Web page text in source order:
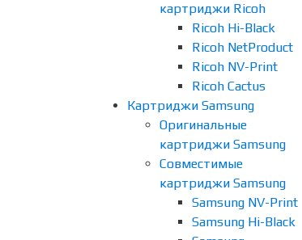
картриджи Ricoh
Ricoh Hi-Black
Ricoh NetProduct
Ricoh NV-Print
Ricoh Cactus
Картриджи Samsung
Оригинальные
картриджи Samsung
Совместимые
картриджи Samsung
Samsung NV-Print
Samsung Hi-Black